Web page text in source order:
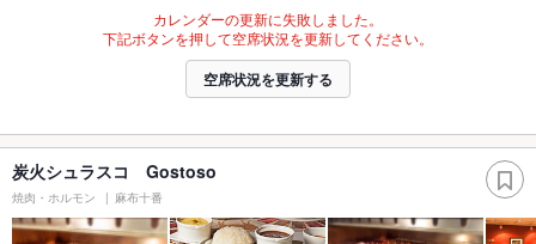
カレンダーの更新に失敗しました。
下記ボタンを押して空席状況を更新してください。
空席状況を更新する
炭火シュラスコ Gostoso
焼肉・ホルモン 麻布十番